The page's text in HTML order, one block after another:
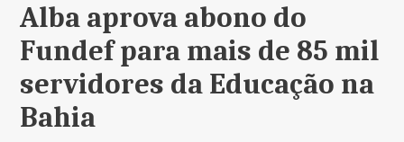
Alba aprova abono do
Fundef para mais de 85 mil
servidores da Educação na
Bahia